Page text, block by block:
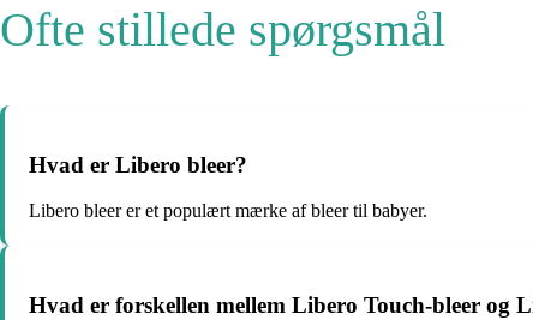
Ofte stillede spørgsmål
Hvad er Libero bleer?
Libero bleer er et populært mærke af bleer til babyer.
Hvad er forskellen mellem Libero Touch-bleer og